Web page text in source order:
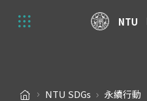
NTU
NTU SDGs 永續行動